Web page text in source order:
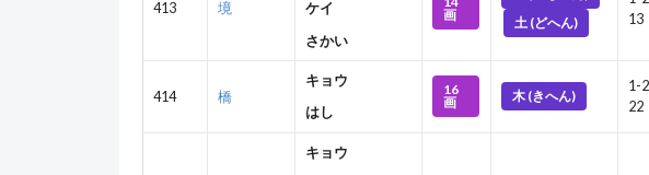
413 境
ケイ
さかい
画
土 (どへん)
13
414 橋
キョウ
はし
16
画
木 (きへん)
1-
22
キョウ